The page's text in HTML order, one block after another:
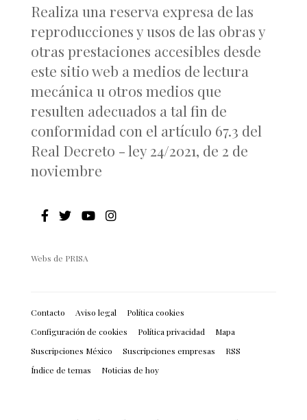
Realiza una reserva expresa de las
reproducciones y usos de las obras y
otras prestaciones accesibles desde
este sitio web a medios de lectura
mecánica u otros medios que
resulten adecuados a tal fin de
conformidad con el artículo 67.3 del
Real Decreto - ley 24/2021, de 2 de
noviembre
Webs de PRISA
Contacto Aviso legal
Política cookies
Configuración de cookies
Política privacidad
Mapa
Suscripciones México
Suscripciones empresas
RSS
Índice de temas
Noticias de hoy